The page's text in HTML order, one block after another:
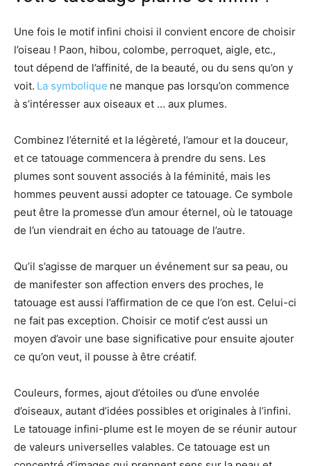
Une fois le motif infini choisi il convient encore de choisir
l’oiseau ! Paon, hibou, colombe, perroquet, aigle, etc.,
tout dépend de l’affinité, de la beauté, ou du sens qu’on y
voit. La symbolique ne manque pas lorsqu’on commence
à s’intéresser aux oiseaux et … aux plumes.
Combinez l’éternité et la légèreté, l’amour et la douceur,
et ce tatouage commencera à prendre du sens. Les
plumes sont souvent associés à la féminité, mais les
hommes peuvent aussi adopter ce tatouage. Ce symbole
peut être la promesse d’un amour éternel, où le tatouage
de l’un viendrait en écho au tatouage de l’autre.
Qu’il s’agisse de marquer un événement sur sa peau, ou
de manifester son affection envers des proches, le
tatouage est aussi l’affirmation de ce que l’on est. Celui-ci
ne fait pas exception. Choisir ce motif c’est aussi un
moyen d’avoir une base significative pour ensuite ajouter
ce qu’on veut, il pousse à être créatif.
Couleurs, formes, ajout d’étoiles ou d’une envolée
d’oiseaux, autant d’idées possibles et originales à l’infini.
Le tatouage infini-plume est le moyen de se réunir autour
de valeurs universelles valables. Ce tatouage est un